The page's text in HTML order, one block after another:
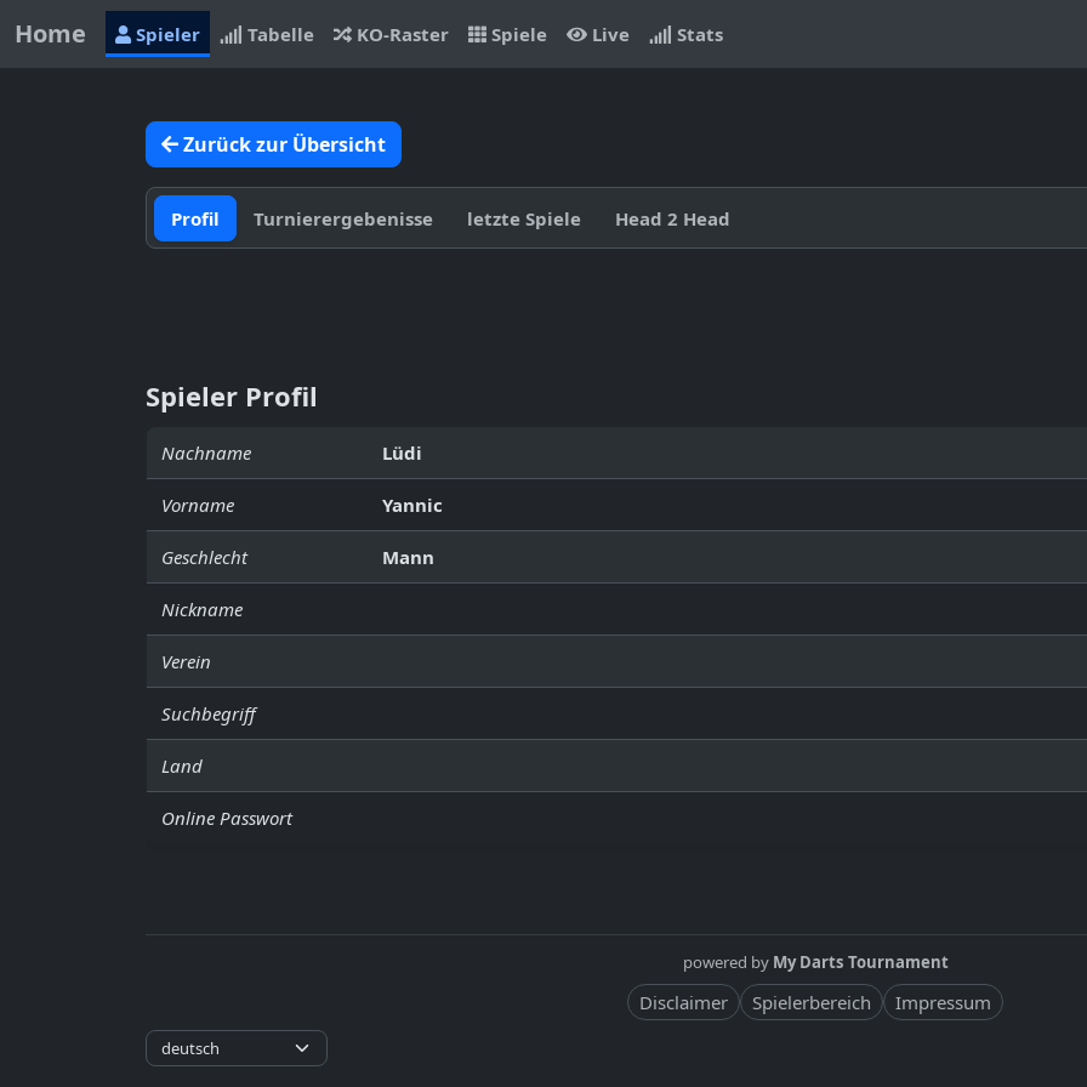
Home Spieler Tabelle KO-Raster Spiele Live Stats
Zurück zur Übersicht
Profil Turnierergebenisse letzte Spiele Head 2 Head
Spieler Profil
Nachname Lüdi
Vorname Yannic
Geschlecht Mann
Nickname
Verein
Suchbegriff
Land
Online Passwort
powered by My Darts Tournament
Disclaimer Spielerbereich Impressum